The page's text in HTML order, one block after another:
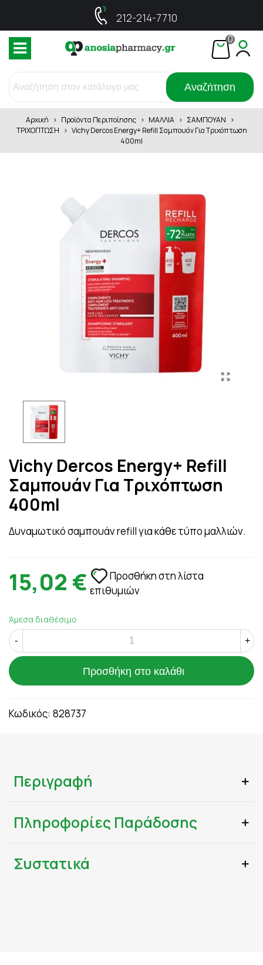
212-214-7710
0
Αναζήτηση
Αρχική > Προϊόντα Περιποίησης > ΜΑΛΛΙΑ > ΣΑΜΠΟΥΑΝ >
ΤΡΙΧΟΠΤΩΣΗ > Vichy Dercos Energy+ Refill Σαμπουάν Για Τριχόπτωση
400ml
Vichy Dercos Energy+ Refill
Σαμπουάν Για Τριχόπτωση
400ml
Δυναμωτικό σαμπουάν refill για κάθε τύπο μαλλιών.
15,02 €
Προσθήκη στη λίστα
επιθυμιών
Άμεσα διαθέσιμο
- +
Προσθήκη στο καλάθι
Κωδικός: 828737
Περιγραφή
Πληροφορίες Παράδοσης
Συστατικά